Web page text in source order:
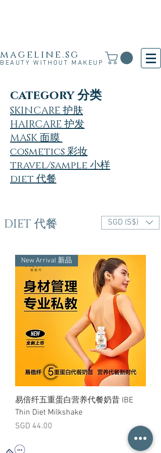
mageline.sg
BEAUTY WITHOUT MAKEUP
category 分类
SKINCARE 护肤
HAIRCARE 护发
MASK 面膜
cosmetics 彩妆
travel/sample 小样
diet 代餐
DIET 代餐 SGD (S$)
New Arrival 新品
易倍纤五重蛋白营养代餐奶昔 IBE
Thin Diet Milkshake
Price
SGD 44.00